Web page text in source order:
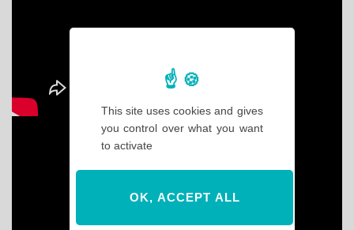
This site uses cookies and gives
you control over what you want
to activate
OK, ACCEPT ALL